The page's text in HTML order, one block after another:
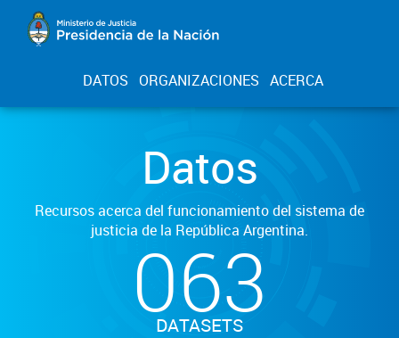
DATOS ORGANIZACIONES ACERCA
Datos
Recursos acerca del funcionamiento del sistema de
justicia de la República Argentina.
063
DATASETS